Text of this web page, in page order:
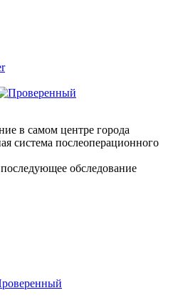
в самом центре города
система послеоперационного
обследование